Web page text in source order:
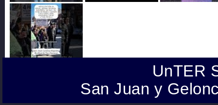
UnTER
San Juan y